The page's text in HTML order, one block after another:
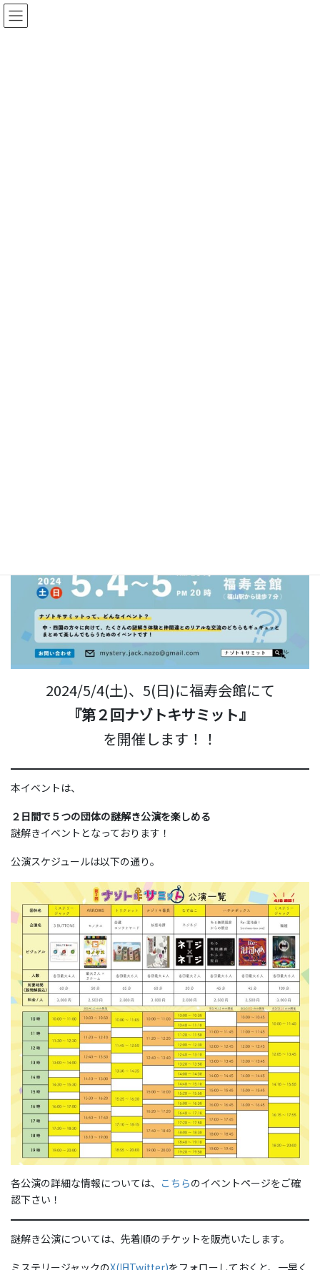
コ
ン
ナ
ビ
2024/5/4(土)、5(日)に福寿会館にて
『第２回ナゾトキサミット』
を開催します！！
本イベントは、
２日間で５つの団体の謎解き公演を楽しめる
謎解きイベントとなっております！
公演スケジュールは以下の通り。
各公演の詳細な情報については、 こちらのイベントページをご確
認下さい！
謎解き公演については、先着順のチケットを販売いたします。